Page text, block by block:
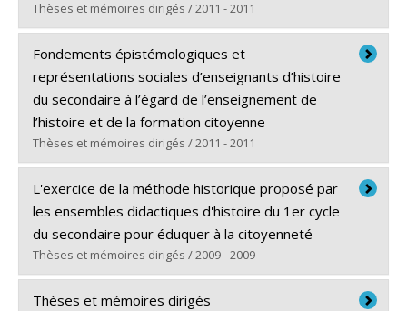
Lien vers le document dans Papyrus
Thèses et mémoires dirigés / 2011 - 2011
Diplômé(e) : Lévesque, Jean-François
Cycle :Maîtrise
Diplôme obtenu :M.A.
Lien vers le document dans Papyrus
Fondements épistémologiques et
représentations sociales d’enseignants d’histoire
du secondaire à l’égard de l’enseignement de
l’histoire et de la formation citoyenne
Thèses et mémoires dirigés / 2011 - 2011
Diplômé(e) : Moisan, Sabrina
Cycle :Doctorat / Doctoral
Diplôme obtenu :Ph. D.
Lien vers le document dans Papyrus
L'exercice de la méthode historique proposé par
les ensembles didactiques d'histoire du 1er cycle
du secondaire pour éduquer à la citoyenneté
Thèses et mémoires dirigés / 2009 - 2009
Diplômé(e) :Boutonnet, Vincent
Thèses et mémoires dirigés